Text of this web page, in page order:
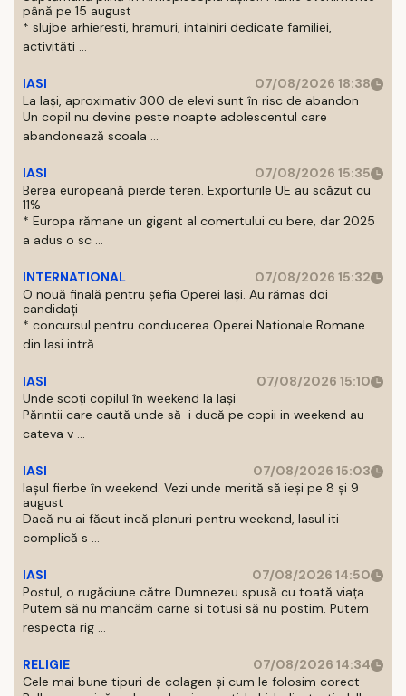
până pe 15 august
* slujbe arhieresti, hramuri, intalniri dedicate familiei,
activităti ...
IASI
07/08/2026 18:38
La Iași, aproximativ 300 de elevi sunt în risc de abandon
Un copil nu devine peste noapte adolescentul care
abandonează scoala ...
IASI
07/08/2026 15:35
Berea europeană pierde teren. Exporturile UE au scăzut cu
11%
* Europa rămane un gigant al comertului cu bere, dar 2025
a adus o sc ...
INTERNATIONAL
07/08/2026 15:32
O nouă finală pentru șefia Operei Iași. Au rămas doi
candidați
* concursul pentru conducerea Operei Nationale Romane
din Iasi intră ...
IASI
07/08/2026 15:10
Unde scoți copilul în weekend la Iași
Părintii care caută unde să-i ducă pe copii in weekend au
cateva v ...
IASI
07/08/2026 15:03
Iașul fierbe în weekend. Vezi unde merită să ieși pe 8 și 9
august
Dacă nu ai făcut incă planuri pentru weekend, Iasul iti
complică s ...
IASI
07/08/2026 14:50
Postul, o rugăciune către Dumnezeu spusă cu toată viața
Putem să nu mancăm carne si totusi să nu postim. Putem
respecta rig ...
RELIGIE
07/08/2026 14:34
Cele mai bune tipuri de colagen și cum le folosim corect